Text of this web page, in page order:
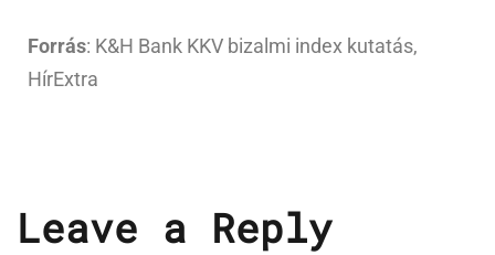
Forrás: K&H Bank KKV bizalmi index kutatás,
HírExtra
Leave a Reply